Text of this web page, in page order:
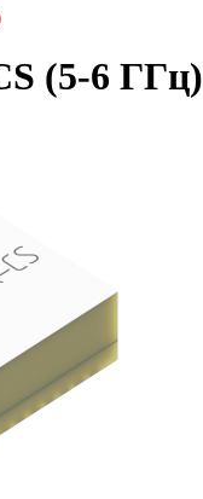
(5-6 ГГц)